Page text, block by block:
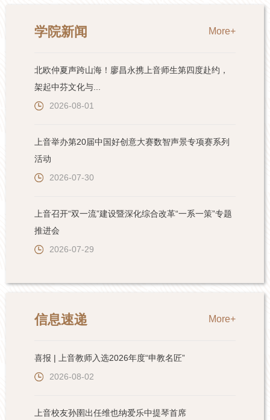
学院新闻 More+
北欧仲夏声跨山海！廖昌永携上音师生第四度赴约，
架起中芬文化与...
2026-08-01
上音举办第20届中国好创意大赛数智声景专项赛系列
活动
2026-07-30
上音召开“双一流”建设暨深化综合改革“一系一策”专题
推进会
2026-07-29
信息速递 More+
喜报 | 上音教师入选2026年度“申教名匠”
2026-08-02
上音校友孙圉出任维也纳爱乐中提琴首席